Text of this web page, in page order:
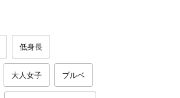
低身長
大人女子 ブルベ